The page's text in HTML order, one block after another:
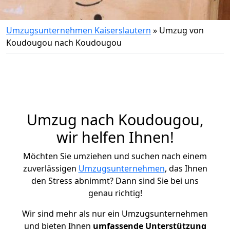
Umzugsunternehmen Kaiserslautern » Umzug von
Koudougou nach Koudougou
Umzug nach Koudougou,
wir helfen Ihnen!
Möchten Sie umziehen und suchen nach einem
zuverlässigen Umzugsunternehmen, das Ihnen
den Stress abnimmt? Dann sind Sie bei uns
genau richtig!
Wir sind mehr als nur ein Umzugsunternehmen
und bieten Ihnen umfassende Unterstützung